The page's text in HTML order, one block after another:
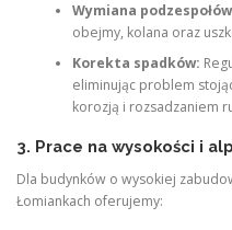
Wymiana
obejmy, kolana oraz
Korekta spadków:
eliminując problem
korozją i rozsadzaniem
3. Prace na wysokości i
Dla budynków o wysokiej
Łomiankach oferujemy: